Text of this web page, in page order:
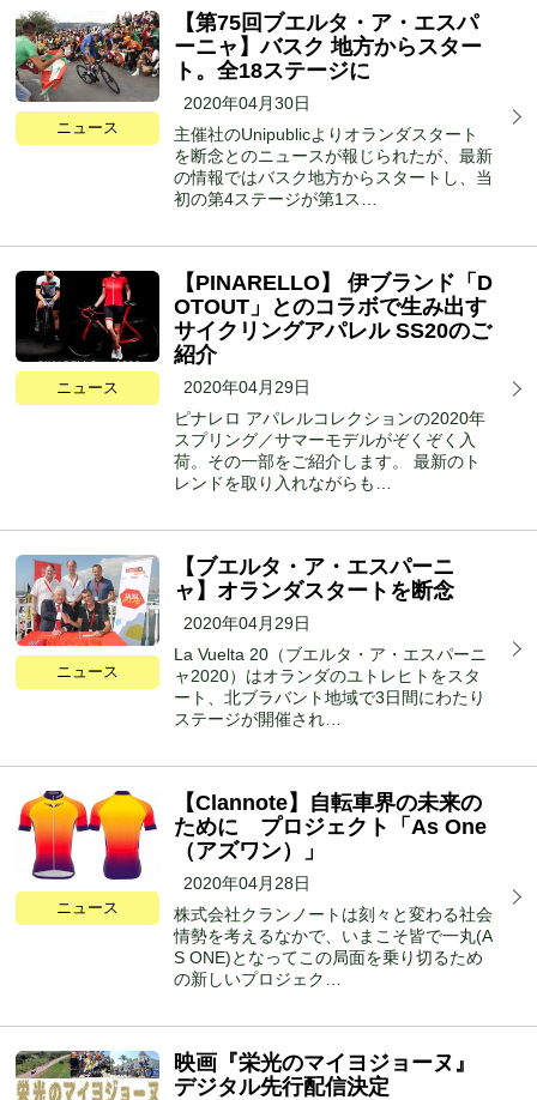
ニュース
【第75回ブエルタ・ア・エスパ
ーニャ】バスク 地方からスター
ト。全18ステージに
2020年04月30日
主催社のUnipublicよりオランダスタート
を断念とのニュースが報じられたが、最新
の情報ではバスク地方からスタートし、当
初の第4ステージが第1ス…
ニュース
【PINARELLO】 伊ブランド「D
OTOUT」とのコラボで生み出す
サイクリングアパレル SS20のご
紹介
2020年04月29日
ピナレロ アパレルコレクションの2020年
スプリング／サマーモデルがぞくぞく入
荷。その一部をご紹介します。 最新のト
レンドを取り入れながらも…
ニュース
【ブエルタ・ア・エスパーニ
ャ】オランダスタートを断念
2020年04月29日
La Vuelta 20（ブエルタ・ア・エスパーニ
ャ2020）はオランダのユトレヒトをスタ
ート、北ブラバント地域で3日間にわたり
ステージが開催され…
ニュース
【Clannote】自転車界の未来の
ために プロジェクト「As One
（アズワン）」
2020年04月28日
株式会社クランノートは刻々と変わる社会
情勢を考えるなかで、いまこそ皆で一丸(A
S ONE)となってこの局面を乗り切るため
の新しいプロジェク…
映画『栄光のマイヨジョーヌ』
デジタル先行配信決定